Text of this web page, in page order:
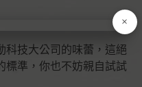
科技大公司的味蕾，這絕
標準，你也不妨親自試試
×